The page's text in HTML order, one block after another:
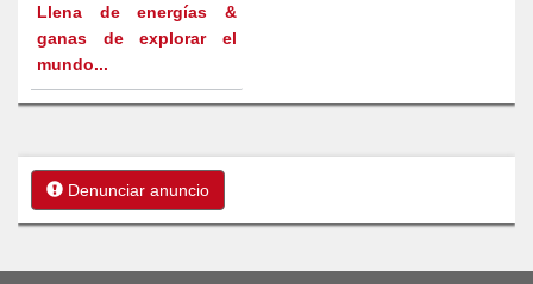
Llena de energías &
ganas de explorar el
mundo...
Denunciar anuncio